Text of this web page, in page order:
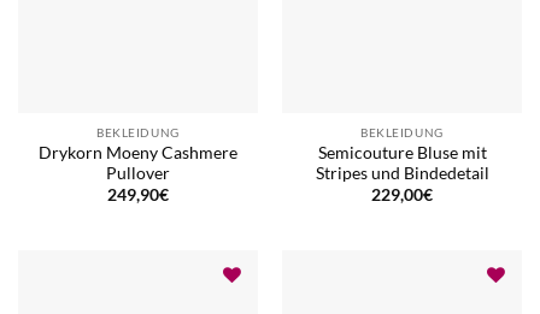
BEKLEIDUNG
Drykorn Moeny Cashmere
Pullover
249,90€
BEKLEIDUNG
Semicouture Bluse mit
Stripes und Bindedetail
229,00€